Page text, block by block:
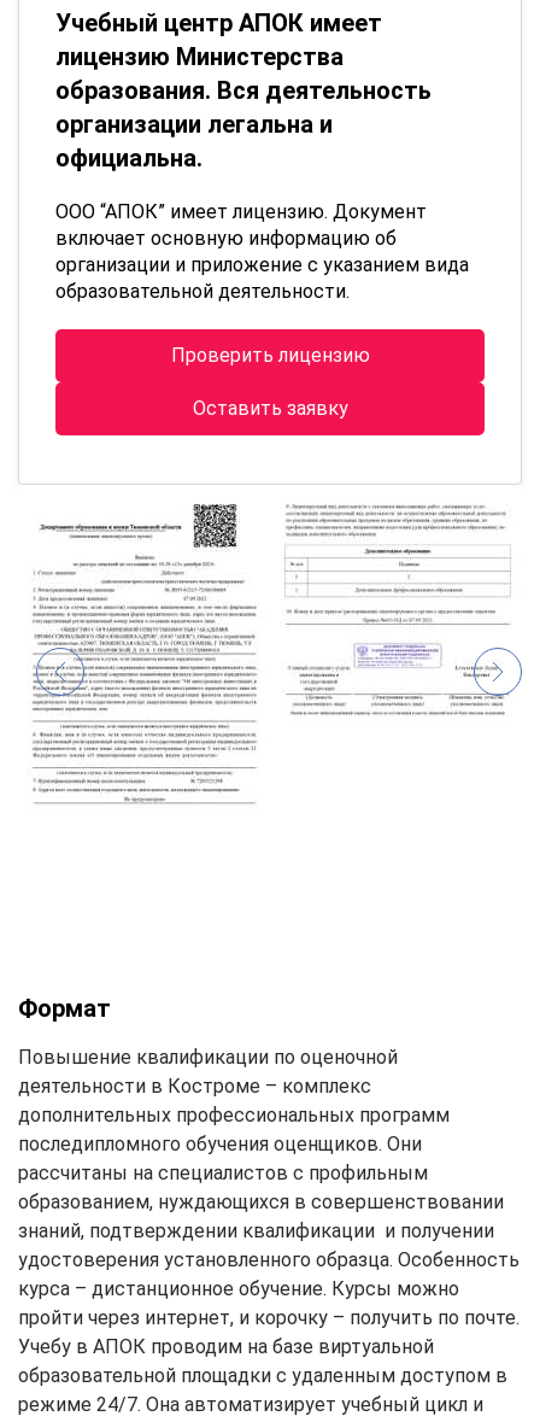
Учебный центр АПОК имеет
лицензию Министерства
образования. Вся деятельность
организации легальна и
официальна.
ООО “АПОК” имеет лицензию. Документ
включает основную информацию об
организации и приложение с указанием вида
образовательной деятельности.
Проверить лицензию
Оставить заявку
Формат
Повышение квалификации по оценочной
деятельности в Костроме – комплекс
дополнительных профессиональных программ
последипломного обучения оценщиков. Они
рассчитаны на специалистов с профильным
образованием, нуждающихся в совершенствовании
знаний, подтверждении квалификации и получении
удостоверения установленного образца. Особенность
курса – дистанционное обучение. Курсы можно
пройти через интернет, и корочку – получить по почте.
Учебу в АПОК проводим на базе виртуальной
образовательной площадки с удаленным доступом в
режиме 24/7. Она автоматизирует учебный цикл и